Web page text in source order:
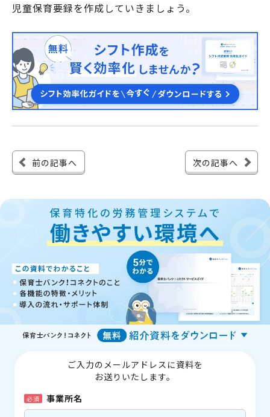
児童保育要録を作成していきましょう。
前の記事へ 次の記事へ
ご入力のメールアドレスに資料を
お送りいたします。
必須 事業所名